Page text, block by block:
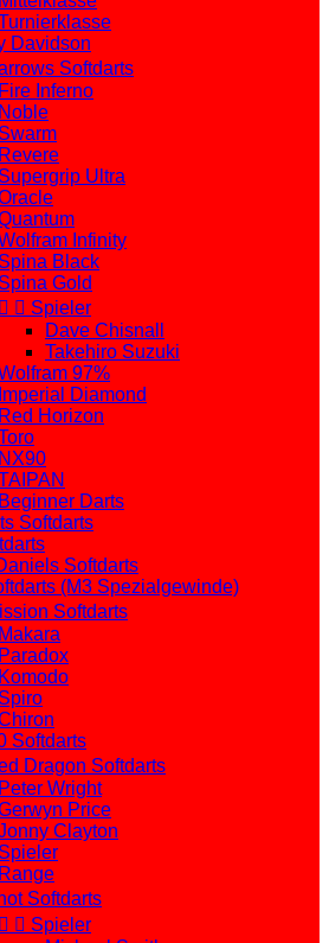
Davidson
Softdarts
Fire Inferno
Noble
Swarm
Revere
Supergrip Ultra
Infinity
Spina Black
Spina Gold
  Spieler
Dave Chisnall
Takehiro Suzuki
97%
Imperial Diamond
Red Horizon
NX90
Beginner Darts
Softdarts
Softdarts
(M3 Spezialgewinde)
Softdarts
Makara
Paradox
Komodo
Spiro
Softdarts
Dragon Softdarts
Peter Wright
Price
Clayton
Spieler
Range
Softdarts
  Spieler